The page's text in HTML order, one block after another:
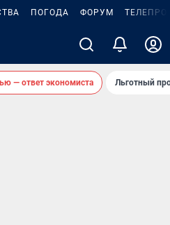
ПОГОДА ФОРУМ
— ответ экономиста Льготный